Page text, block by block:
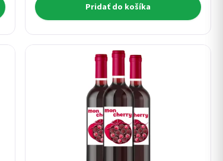
Pridať do košíka